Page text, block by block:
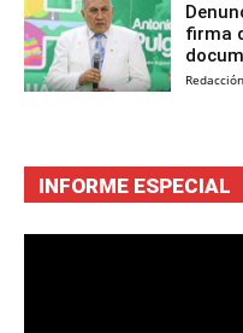
firma
INFORME ESPECIAL